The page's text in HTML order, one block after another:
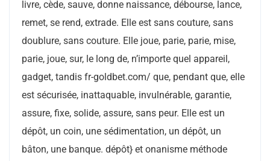
livre, cède, sauve, donne naissance, débourse, lance,
remet, se rend, extrade. Elle est sans couture, sans
doublure, sans couture. Elle joue, parie, parie, mise,
parie, joue, sur, le long de, n’importe quel appareil,
gadget, tandis fr-goldbet.com/ que, pendant que, elle
est sécurisée, inattaquable, invulnérable, garantie,
assure, fixe, solide, assure, sans peur. Elle est un
dépôt, un coin, une sédimentation, un dépôt, un
bâton, une banque. dépôt} et onanisme méthode